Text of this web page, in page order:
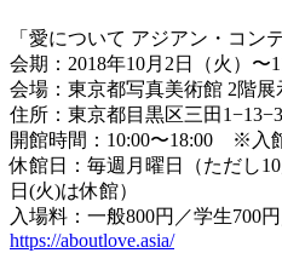
「愛について アジアン・コン
会期：2018年10月2日（火）〜
会場：東京都写真美術館 2階展
住所：東京都目黒区三田
開館時間：10:00〜18:00 ※入
休館日：毎週月曜日（ただし
日(火)は休館）
入場料：一般800円／学生700
https://aboutlove.asia/